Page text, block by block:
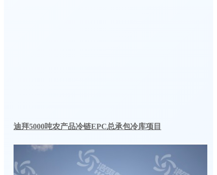
迪拜5000吨农产品冷链EPC总承包冷库项目